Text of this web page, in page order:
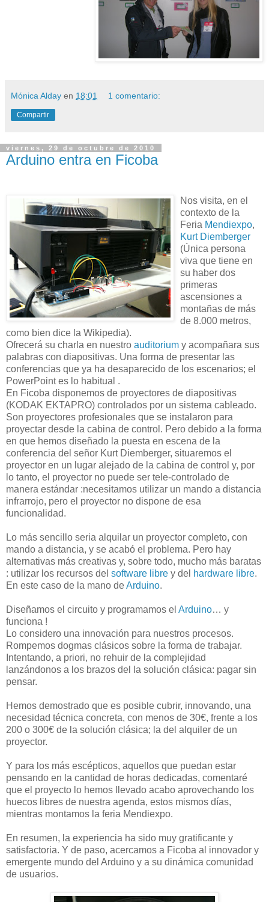
Mónica Alday en 18:01 1 comentario:
Compartir
viernes, 29 de octubre de 2010
Arduino entra en Ficoba
Nos visita, en el
contexto de la
Feria Mendiexpo,
Kurt Diemberger
(Única persona
viva que tiene en
su haber dos
primeras
ascensiones a
montañas de más
de 8.000 metros,
como bien dice la Wikipedia).
Ofrecerá su charla en nuestro auditorium y acompañara sus
palabras con diapositivas. Una forma de presentar las
conferencias que ya ha desaparecido de los escenarios; el
PowerPoint es lo habitual .
En Ficoba disponemos de proyectores de diapositivas
(KODAK EKTAPRO) controlados por un sistema cableado.
Son proyectores profesionales que se instalaron para
proyectar desde la cabina de control. Pero debido a la forma
en que hemos diseñado la puesta en escena de la
conferencia del señor Kurt Diemberger, situaremos el
proyector en un lugar alejado de la cabina de control y, por
lo tanto, el proyector no puede ser tele-controlado de
manera estándar :necesitamos utilizar un mando a distancia
infrarrojo, pero el proyector no dispone de esa
funcionalidad.
Lo más sencillo seria alquilar un proyector completo, con
mando a distancia, y se acabó el problema. Pero hay
alternativas más creativas y, sobre todo, mucho más baratas
: utilizar los recursos del software libre y del hardware libre.
En este caso de la mano deArduino.
Diseñamos el circuito y programamos el Arduino… y
funciona !
Lo considero una innovación para nuestros procesos.
Rompemos dogmas clásicos sobre la forma de trabajar.
Intentando, a priori, no rehuir de la complejidad
lanzándonos a los brazos del la solución clásica: pagar sin
pensar.
Hemos demostrado que es posible cubrir, innovando, una
necesidad técnica concreta, con menos de 30€, frente a los
200 o 300€ de la solución clásica; la del alquiler de un
proyector.
Y para los más escépticos, aquellos que puedan estar
pensando en la cantidad de horas dedicadas, comentaré
que el proyecto lo hemos llevado acabo aprovechando los
huecos libres de nuestra agenda, estos mismos días,
mientras montamos la feria Mendiexpo.
En resumen, la experiencia ha sido muy gratificante y
satisfactoria. Y de paso, acercamos a Ficoba al innovador y
emergente mundo del Arduino y a su dinámica comunidad
de usuarios.